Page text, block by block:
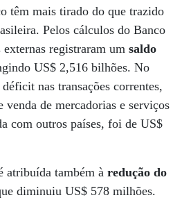
têm mais tirado do que trazido
Pelos cálculos do Banco
registraram um saldo
US$ 2,516 bilhões. No
nas transações correntes,
venda de mercadorias e serviços
com outros países, foi de US$
atribuída também à redução do
diminuiu US$ 578 milhões.